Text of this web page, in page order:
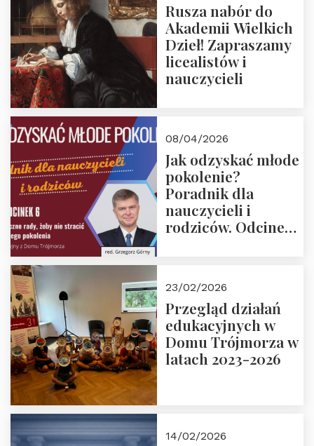
Rusza nabór do
Akademii Wielkich
Dzieł! Zapraszamy
licealistów i
nauczycieli
08/04/2026
Jak odzyskać młode
pokolenie?
Poradnik dla
nauczycieli i
rodziców. Odcinek
Rozmawiają red.
Grzegorz Górny i
prof. Michał
Łuczewski
23/02/2026
Przegląd działań
edukacyjnych w
Domu Trójmorza w
latach 2023-2026
14/02/2026